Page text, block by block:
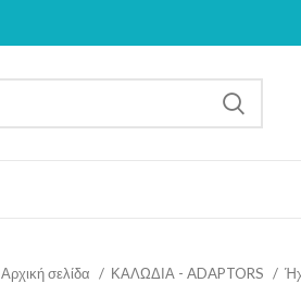
Αρχική σελίδα ΚΑΛΩΔΙΑ - ADAPTORS